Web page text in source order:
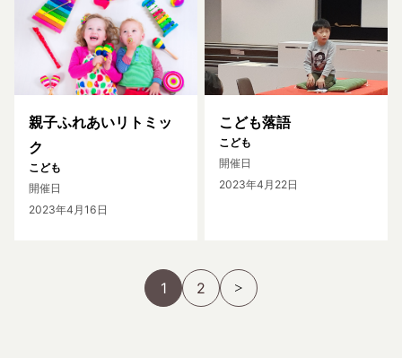
親子ふれあいリトミッ
ク
こども
開催日
2023年4月16日
こども落語
こども
開催日
2023年4月22日
1 2